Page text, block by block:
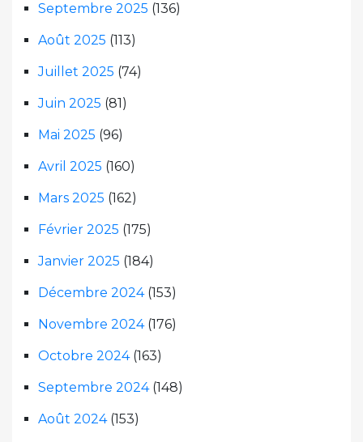
Septembre 2025 (136)
Août 2025 (113)
Juillet 2025 (74)
Juin 2025 (81)
Mai 2025 (96)
Avril 2025 (160)
Mars 2025 (162)
Février 2025 (175)
Janvier 2025 (184)
Décembre 2024(153)
Novembre 2024(176)
Octobre 2024(163)
Septembre 2024(148)
Août 2024(153)